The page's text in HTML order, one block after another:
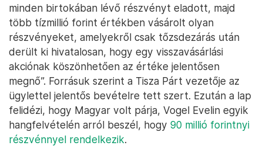
minden birtokában lévő részvényt eladott, majd
több tízmillió forint értékben vásárolt olyan
részvényeket, amelyekről csak tőzsdezárás után
derült ki hivatalosan, hogy egy visszavásárlási
akciónak köszönhetően az értéke jelentősen
megnő”. Forrásuk szerint a Tisza Párt vezetője az
ügylettel jelentős bevételre tett szert. Ezután a lap
felidézi, hogy Magyar volt párja, Vogel Evelin egyik
hangfelvételén arról beszél, hogy 90 millió forintnyi
részvénnyel rendelkezik.